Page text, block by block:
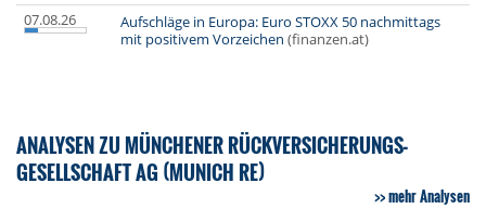
07.08.26
Aufschläge in Europa: Euro STOXX 50 nachmittags
mit positivem Vorzeichen (finanzen.at)
ANALYSEN ZU MÜNCHENER RÜCKVERSICHERUNGS-
GESELLSCHAFT AG (MUNICH RE)
mehr Analysen